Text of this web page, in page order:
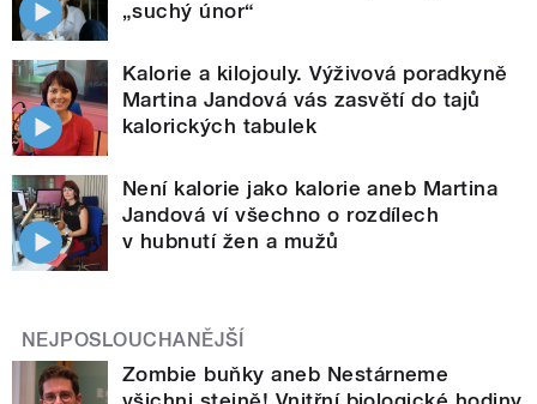
„suchý únor“
Kalorie a kilojouly. Výživová poradkyně
Martina Jandová vás zasvětí do tajů
kalorických tabulek
Není kalorie jako kalorie aneb Martina
Jandová ví všechno o rozdílech
v hubnutí žen a mužů
NEJPOSLOUCHANĚJŠÍ
Zombie buňky aneb Nestárneme